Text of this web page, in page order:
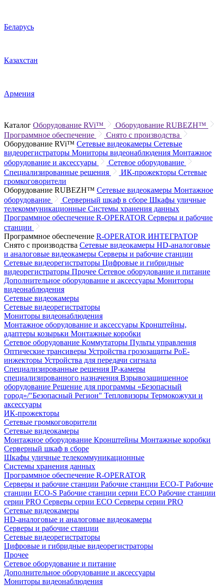
Беларусь
Казахстан
Армения
Каталог Оборудование RVi™
Оборудование RUBEZH™
Программное обеспечение
Снято с производства
Оборудование RVi™ Сетевые видеокамеры Сетевые
видеорегистраторы Мониторы видеонаблюдения Монтажное
оборудование и аксессуары
Сетевое оборудование
Специализированные решения
ИК-прожекторы Сетевые
громкоговорители
Оборудование RUBEZH™ Сетевые видеокамеры Монтажное
оборудование
Серверный шкаф в сборе Шкафы уличные
телекоммуникационные Системы хранения данных
Программное обеспечение R-OPERATOR Серверы и рабочие
станции
Программное обеспечение R-OPERATOR ИНТЕГРАТОР
Снято с производства Сетевые видеокамеры HD-аналоговые
и аналоговые видеокамеры Серверы и рабочие станции
Сетевые видеорегистраторы Цифровые и гибридные
видеорегистраторы Прочее Сетевое оборудование и питание
Дополнительное оборудование и аксессуары Мониторы
видеонаблюдения
Сетевые видеокамеры
Сетевые видеорегистраторы
Мониторы видеонаблюдения
Монтажное оборудование и аксессуары Кронштейны,
адаптеры козырьки Монтажные коробки
Сетевое оборудование Коммутаторы Пульты управления
Оптические трансиверы Устройства грозозащиты PoE-
инжекторы Устройства для передачи сигнала
Специализированные решения IP-камеры
специализированного назначения Взрывозащищенное
оборудование Решение для программы «Безопасный
город»/"Безопасный Регион" Тепловизоры Термокожухи и
аксессуары
ИК-прожекторы
Сетевые громкоговорители
Сетевые видеокамеры
Монтажное оборудование Кронштейны Монтажные коробки
Серверный шкаф в сборе
Шкафы уличные телекоммуникационные
Системы хранения данных
Программное обеспечение R-OPERATOR
Серверы и рабочие станции Рабочие станции ECO-T Рабочие
станции ECO-S Рабочие станции серии ECO Рабочие станции
серии PRO Серверы серии ECO Серверы серии PRO
Сетевые видеокамеры
HD-аналоговые и аналоговые видеокамеры
Серверы и рабочие станции
Сетевые видеорегистраторы
Цифровые и гибридные видеорегистраторы
Прочее
Сетевое оборудование и питание
Дополнительное оборудование и аксессуары
Мониторы видеонаблюдения